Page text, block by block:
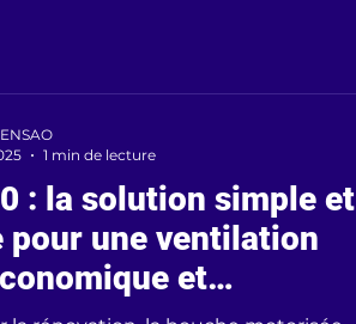
: la solution simple et
pour une ventilation
et
1 min de lecture